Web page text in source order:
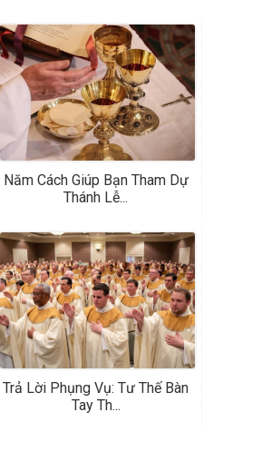
Năm Cách Giúp Bạn Tham Dự
Thánh Lễ...
Trả Lời Phụng Vụ: Tư Thế Bàn
Tay Th...